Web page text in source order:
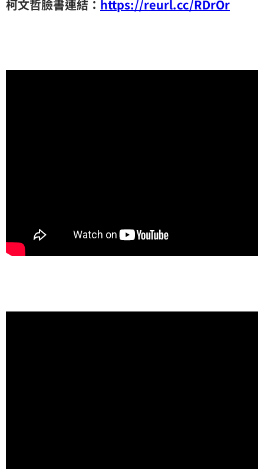
柯文哲臉書連結： https://reurl.cc/RDrOr